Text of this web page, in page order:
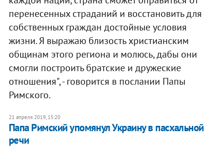
перенесенных страданий и восстановить для
собственных граждан достойные условия
жизни. Я выражаю близость христианским
общинам этого региона и молюсь, дабы они
смогли построить братские и дружеские
отношения", - говорится в послании Папы
Римского.
21 апреля 2019, 15:20
Папа Римский упомянул Украину в пасхальной
речи